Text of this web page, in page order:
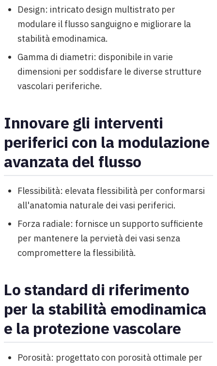
Design: intricato design multistrato per
modulare il flusso sanguigno e migliorare la
stabilità emodinamica.
Gamma di diametri: disponibile in varie
dimensioni per soddisfare le diverse strutture
vascolari periferiche.
Innovare gli interventi
periferici con la modulazione
avanzata del flusso
Flessibilità: elevata flessibilità per conformarsi
all'anatomia naturale dei vasi periferici.
Forza radiale: fornisce un supporto sufficiente
per mantenere la pervietà dei vasi senza
compromettere la flessibilità.
Lo standard di riferimento
per la stabilità emodinamica
e la protezione vascolare
Porosità: progettato con porosità ottimale per